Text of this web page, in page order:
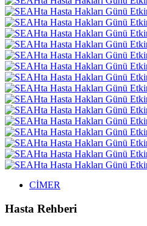
CİMER
Hasta Rehberi